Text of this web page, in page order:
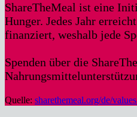
ShareTheMeal ist eine
Hunger. Jedes Jahr
finanziert, weshalb jede
Spenden über die
Quelle: sharethemeal.org/de/